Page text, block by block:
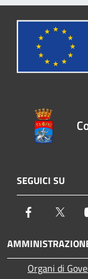
SEGUICI SU
Facebook
Organi di